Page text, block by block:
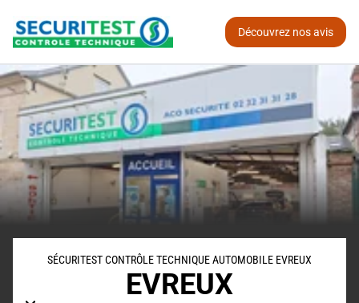
Découvrez nos avis
SÉCURITEST CONTRÔLE TECHNIQUE AUTOMOBILE EVREUX
EVREUX